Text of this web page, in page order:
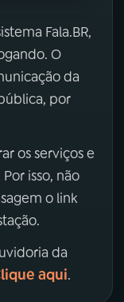
Fala.BR,
O
da
por
os serviços e
isso, não
o link
da
aqui.